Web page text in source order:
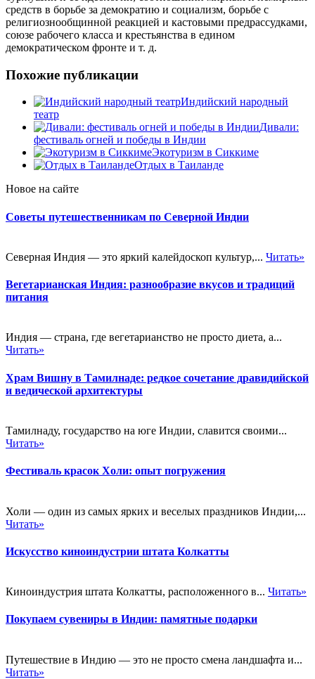
средств в борьбе за демократию и социализм, борьбе с
религиознообщинной реакцией и кастовыми предрассудками,
союзе рабочего класса и крестьянства в едином
демократическом фронте и т. д.
Похожие публикации
Индийский народный
театр
Дивали:
фестиваль огней и победы в Индии
Экотуризм в Сиккиме
Отдых в Таиланде
Новое на сайте
Советы путешественникам по Северной Индии
Северная Индия — это яркий калейдоскоп культур,... Читать»
Вегетарианская Индия: разнообразие вкусов и традиций
питания
Индия — страна, где вегетарианство не просто диета, а...
Читать»
Храм Вишну в Тамилнаде: редкое сочетание дравидийской
и ведической архитектуры
Тамилнаду, государство на юге Индии, славится своими...
Читать»
Фестиваль красок Холи: опыт погружения
Холи — один из самых ярких и веселых праздников Индии,...
Читать»
Искусство киноиндустрии штата Колкатты
Киноиндустрия штата Колкатты, расположенного в... Читать»
Покупаем сувениры в Индии: памятные подарки
Путешествие в Индию — это не просто смена ландшафта и...
Читать»